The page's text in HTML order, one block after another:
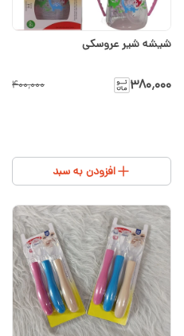
شیشه شیر عروسکی
۳۸۰٬۰۰۰ ۴۰۰٬۰۰۰
افزودن به سبد